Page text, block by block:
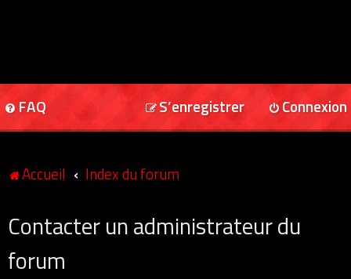
FAQ Connexion
S’enregistrer
Accueil Index du forum
Contacter un administrateur du
forum